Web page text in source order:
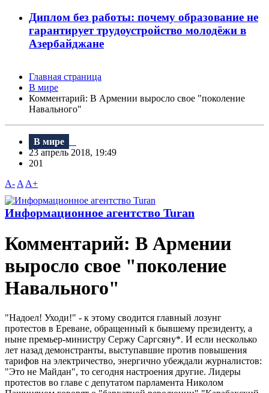
Диплом без работы: почему образование не
гарантирует трудоустройство молодёжи в
Азербайджане
Главная страница
В мире
Комментарий: В Армении выросло свое "поколение
Навального"
В мире
23 апрель 2018, 19:49
201
A- A A+
Информационное агентство Turan
Комментарий: В Армении
выросло свое "поколение
Навального"
"Надоел! Уходи!" - к этому сводится главный лозунг
протестов в Ереване, обращенный к бывшему президенту, а
ныне премьер-министру Сержу Саргсяну*. И если несколько
лет назад демонстранты, выступавшие против повышения
тарифов на электричество, энергично убеждали журналистов:
"Это не Майдан", то сегодня настроения другие. Лидеры
протестов во главе с депутатом парламента Николом